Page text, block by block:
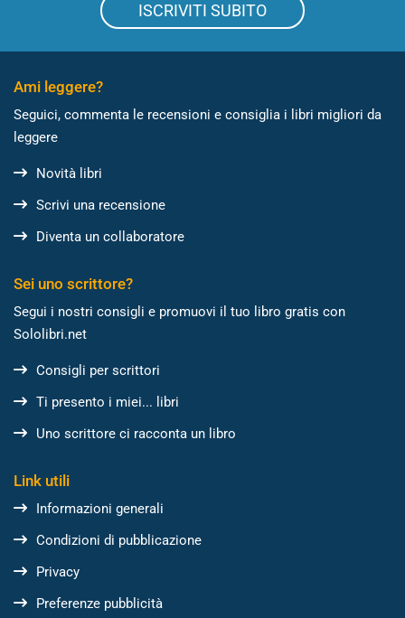
ISCRIVITI SUBITO
Ami leggere?
Seguici, commenta le recensioni e consiglia i libri migliori da
leggere
Novità libri
Scrivi una recensione
Diventa un collaboratore
Sei uno scrittore?
Segui i nostri consigli e promuovi il tuo libro gratis con
Sololibri.net
Consigli per scrittori
Ti presento i miei... libri
Uno scrittore ci racconta un libro
Link utili
Informazioni generali
Condizioni di pubblicazione
Privacy
Preferenze pubblicità